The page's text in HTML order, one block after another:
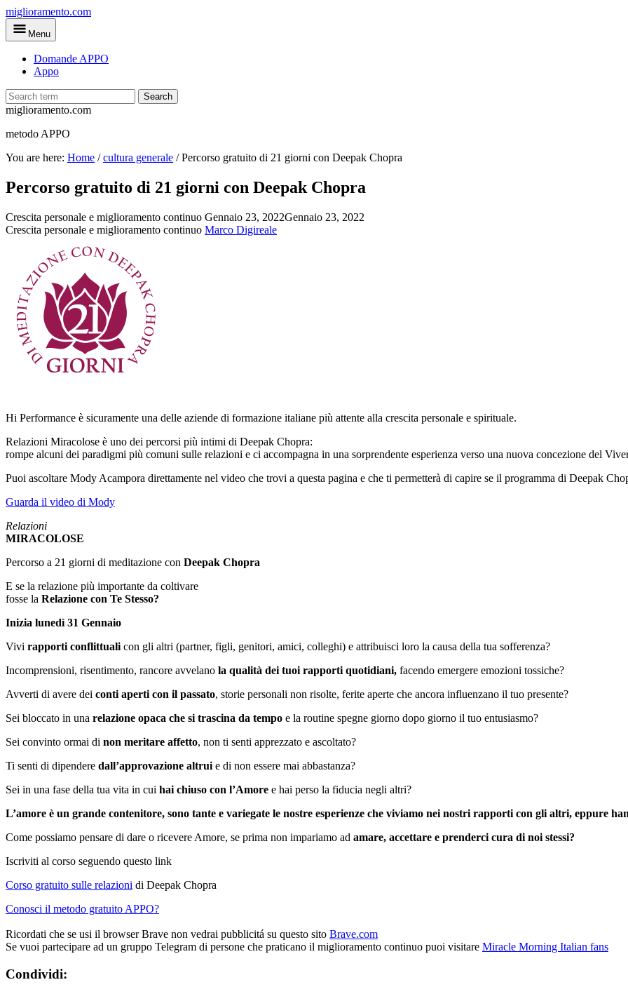
Skip
to
main
miglioramento.com
Menu
Domande APPO
Appo
Search
miglioramento.com
metodo APPO
You are here: Home /cultura generale /Percorso gratuito di 21 giorni con Deepak Chopra
Percorso gratuito di 21 giorni con Deepak Chopra
Crescita personale e miglioramento continuo Gennaio 23, 2022Gennaio 23, 2022
Crescita personale e miglioramento continuo Marco Digireale
Hi Performance è sicuramente una delle aziende di formazione italiane più attente alla crescita personale e spirituale.
Relazioni Miracolose è uno dei percorsi più intimi di Deepak Chopra:
rompe alcuni dei paradigmi più comuni sulle relazioni e ci accompagna in una sorprendente esperienza verso una nuova concezione del
Puoi ascoltare Mody Acampora direttamente nel video che trovi a questa pagina e che ti permetterà di capire se il programma di Deepak
Guarda il video di Mody
Relazioni
MIRACOLOSE
Percorso a 21 giorni di meditazione con Deepak Chopra
E se la relazione più importante da coltivare
fosse la Relazione con Te Stesso?
Inizia lunedì 31 Gennaio
Vivi rapporti conflittuali con gli altri (partner, figli, genitori, amici, colleghi) e attribuisci loro la causa della tua sofferenza?
Incomprensioni, risentimento, rancore avvelano la qualità dei tuoi rapporti quotidiani, facendo emergere emozioni tossiche?
Avverti di avere dei conti aperti con il passato, storie personali non risolte, ferite aperte che ancora influenzano il tuo presente?
Sei bloccato in una relazione opaca che si trascina da tempo e la routine spegne giorno dopo giorno il tuo entusiasmo?
Sei convinto ormai di non meritare affetto, non ti senti apprezzato e ascoltato?
Ti senti di dipendere dall’approvazione altrui e di non essere mai abbastanza?
Sei in una fase della tua vita in cui hai chiuso con l’Amore e hai perso la fiducia negli altri?
L’amore è un grande contenitore, sono tante e variegate le nostre esperienze che viviamo nei nostri rapporti con gli altri, eppure
Come possiamo pensare di dare o ricevere Amore, se prima non impariamo ad amare, accettare e prenderci cura di noi stessi?
Iscriviti al corso seguendo questo link
Corso gratuito sulle relazioni di Deepak Chopra
Conosci il metodo gratuito APPO?
Ricordati che se usi il browser Brave non vedrai pubblicitá su questo sito Brave.com
Se vuoi partecipare ad un gruppo Telegram di persone che praticano il miglioramento continuo puoi visitare Miracle Morning Italian fans
Condividi: